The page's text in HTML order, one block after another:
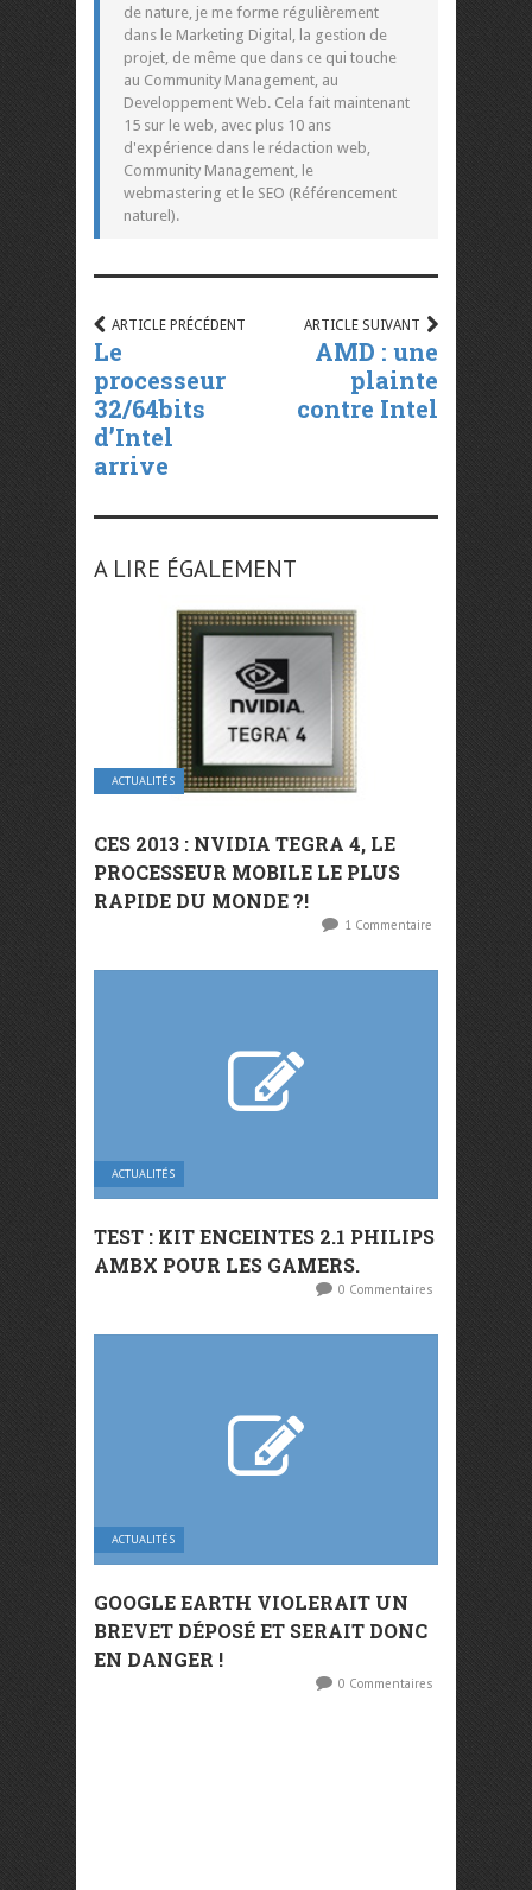
de nature, je me forme régulièrement
dans le Marketing Digital, la gestion de
projet, de même que dans ce qui touche
au Community Management, au
Developpement Web. Cela fait maintenant
15 sur le web, avec plus 10 ans
d'expérience dans le rédaction web,
Community Management, le
webmastering et le SEO (Référencement
naturel).
ARTICLE PRÉCÉDENT
Le
processeur
32/64bits
d’Intel
arrive
ARTICLE SUIVANT
AMD : une
plainte
contre Intel
A LIRE ÉGALEMENT
ACTUALITÉS
CES 2013 : NVIDIA TEGRA 4, LE
PROCESSEUR MOBILE LE PLUS
RAPIDE DU MONDE ?!
1 Commentaire
ACTUALITÉS
TEST : KIT ENCEINTES 2.1 PHILIPS
AMBX POUR LES GAMERS.
0 Commentaires
ACTUALITÉS
GOOGLE EARTH VIOLERAIT UN
BREVET DÉPOSÉ ET SERAIT DONC
EN DANGER !
0 Commentaires